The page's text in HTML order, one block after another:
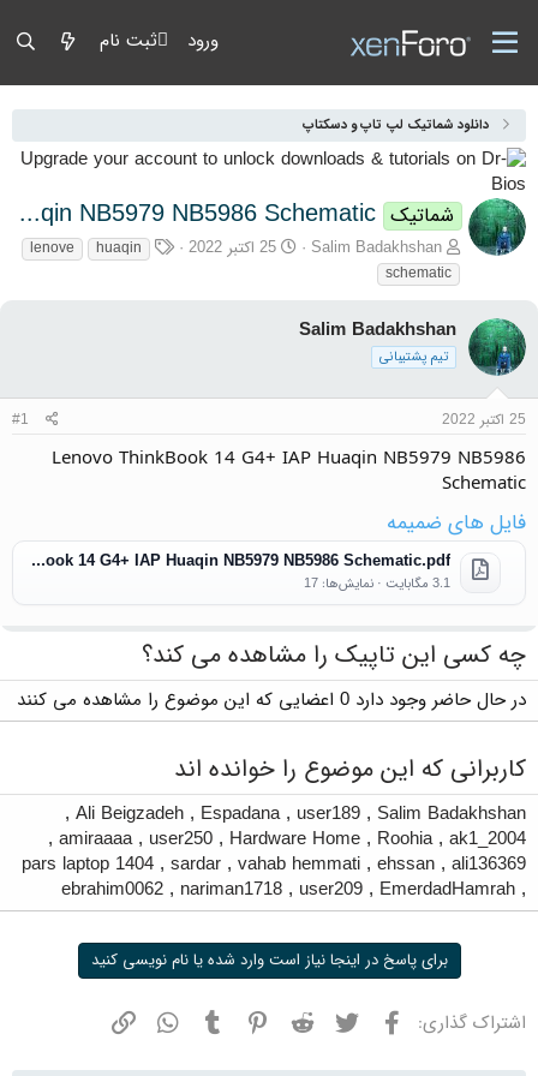
ورود ثبت نام
دانلود شماتیک لپ تاپ و دسکتاپ
شماتیک Lenovo ThinkBook 14 G4+ IAP Huaqin NB5979 NB5986 Schematic
آغازگر گفتمان
Salim Badakhshan تاریخ شروع
25 اکتبر 2022 برچسب‌ها
huaqin
lenove
schematic
Salim Badakhshan
تیم پشتیبانی
25 اکتبر 2022 #1
Lenovo ThinkBook 14 G4+ IAP Huaqin NB5979 NB5986
Schematic
فایل های ضمیمه
Lenovo ThinkBook 14 G4+ IAP Huaqin NB5979 NB5986 Schematic.pdf
3.1 مگابایت · نمایش‌ها: 17
چه کسی این تاپیک را مشاهده می کند؟
در حال حاضر وجود دارد 0 اعضایی که این موضوع را مشاهده می کنند
کاربرانی که این موضوع را خوانده اند
Salim Badakhshan
,
user189
,
Espadana
,
Ali Beigzadeh
,
ak1_2004
,
Roohia
,
Hardware Home
,
user250
,
amiraaaa
,
ali136369
,
ehssan
,
vahab hemmati
,
sardar
,
pars laptop 1404
,
EmerdadHamrah
,
user209
,
nariman1718
,
ebrahim0062
برای پاسخ در اینجا نیاز است وارد شده یا نام نویسی کنید
اشتراک گذاری: فیسبوک توییتر ردیت پینترستتامبلر واتسپ